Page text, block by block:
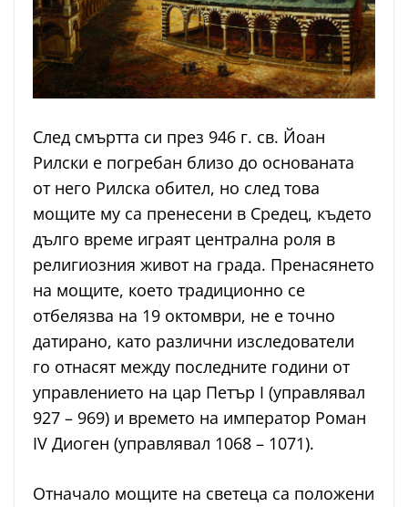
След смъртта си през 946 г. св. Йоан
Рилски е погребан близо до основаната
от него Рилска обител, но след това
мощите му са пренесени в Средец, където
дълго време играят централна роля в
религиозния живот на града. Пренасянето
на мощите, което традиционно се
отбелязва на 19 октомври, не е точно
датирано, като различни изследователи
го отнасят между последните години от
управлението на цар Петър I (управлявал
927 – 969) и времето на император Роман
IV Диоген (управлявал 1068 – 1071).
Отначало мощите на светеца са положени